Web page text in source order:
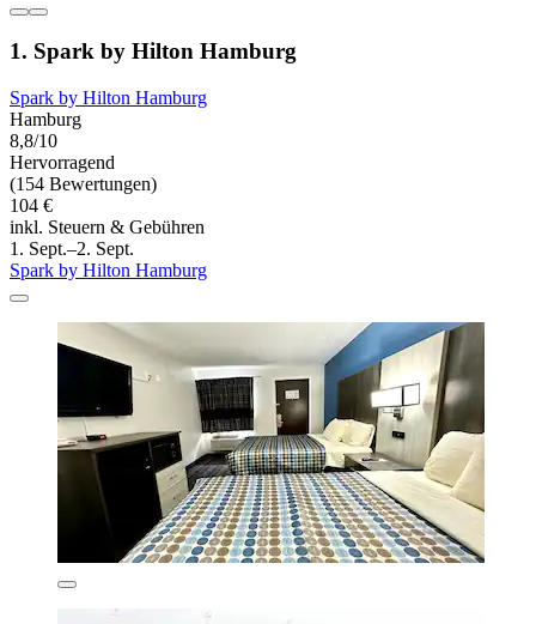
1. Spark by Hilton Hamburg
Spark by Hilton Hamburg
Hamburg
8,8/10
Hervorragend
(154 Bewertungen)
104 €
inkl. Steuern & Gebühren
1. Sept.–2. Sept.
Spark by Hilton Hamburg